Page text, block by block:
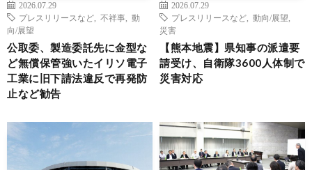
2026.07.29
プレスリリースなど
不祥事
動
向/展望
公取委、製造委託先に金型な
ど無償保管強いたイリソ電子
工業に旧下請法違反で再発防
止など勧告
2026.07.29
プレスリリースなど
動向/展望
災害
【熊本地震】県知事の派遣要
請受け、自衛隊3600人体制で
災害対応